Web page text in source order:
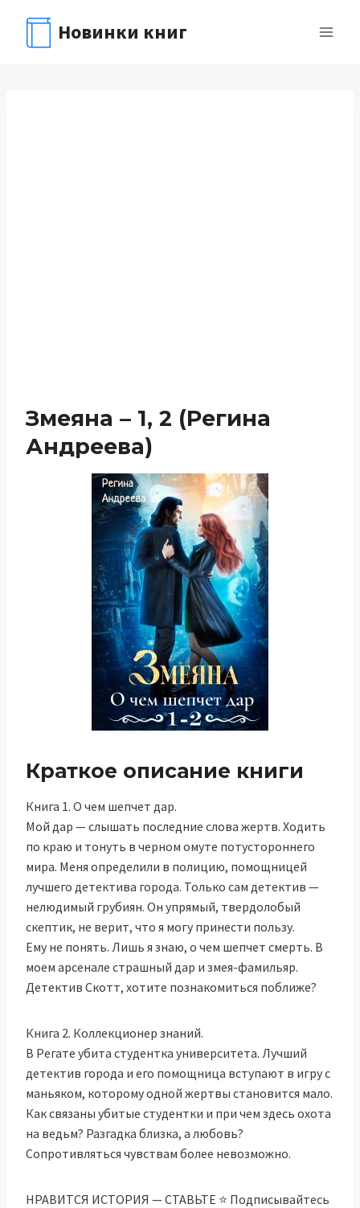
содержимому
Новинки книг
Змеяна – 1, 2 (Регина
Андреева)
Краткое описание книги
Книга 1. О чем шепчет дар.
Мой дар — слышать последние слова жертв. Ходить
по краю и тонуть в черном омуте потустороннего
мира. Меня определили в полицию, помощницей
лучшего детектива города. Только сам детектив —
нелюдимый грубиян. Он упрямый, твердолобый
скептик, не верит, что я могу принести пользу.
Ему не понять. Лишь я знаю, о чем шепчет смерть. В
моем арсенале страшный дар и змея-фамильяр.
Детектив Скотт, хотите познакомиться поближе?
Книга 2. Коллекционер знаний.
В Регате убита студентка университета. Лучший
детектив города и его помощница вступают в игру с
маньяком, которому одной жертвы становится мало.
Как связаны убитые студентки и при чем здесь охота
на ведьм? Разгадка близка, а любовь?
Сопротивляться чувствам более невозможно.
НРАВИТСЯ ИСТОРИЯ — СТАВЬТЕ ⭐ Подписывайтесь